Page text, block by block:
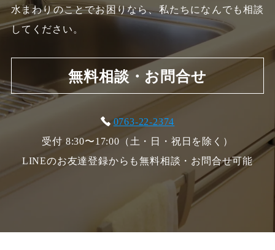
水まわりのことでお困りなら、私たちになんでも相談
してください。
無料相談・お問合せ
0763-22-2374
受付 8:30〜17:00（土・日・祝日を除く）
LINEのお友達登録からも無料相談・お問合せ可能